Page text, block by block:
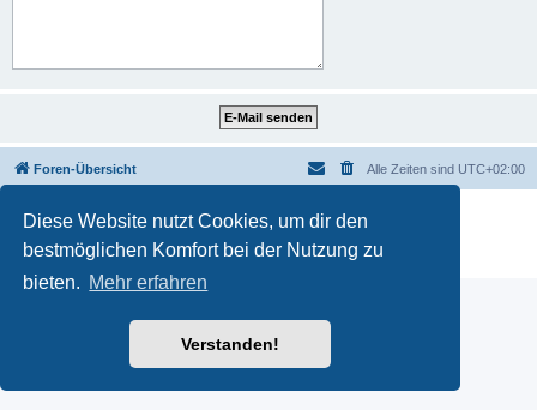
Diese Website nutzt Cookies, um dir den
bestmöglichen Komfort bei der Nutzung zu
bieten. Mehr erfahren
Verstanden!
Foren-Übersicht Alle Zeiten sind UTC+02:00
Powered by phpBB
® Forum Software © phpBB Limited
Deutsche Übersetzung durch
Datenschutz|Nutzungsbedingungen